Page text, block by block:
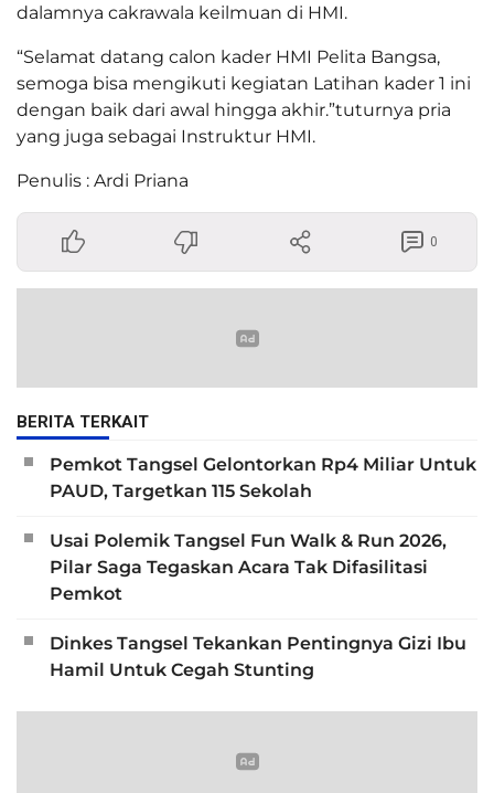
dalamnya cakrawala keilmuan di HMI.
“Selamat datang calon kader HMI Pelita Bangsa,
semoga bisa mengikuti kegiatan Latihan kader 1 ini
dengan baik dari awal hingga akhir.”tuturnya pria
yang juga sebagai Instruktur HMI.
Penulis : Ardi Priana
0
BERITA TERKAIT
Pemkot Tangsel Gelontorkan Rp4 Miliar Untuk
PAUD, Targetkan 115 Sekolah
Usai Polemik Tangsel Fun Walk & Run 2026,
Pilar Saga Tegaskan Acara Tak Difasilitasi
Pemkot
Dinkes Tangsel Tekankan Pentingnya Gizi Ibu
Hamil Untuk Cegah Stunting